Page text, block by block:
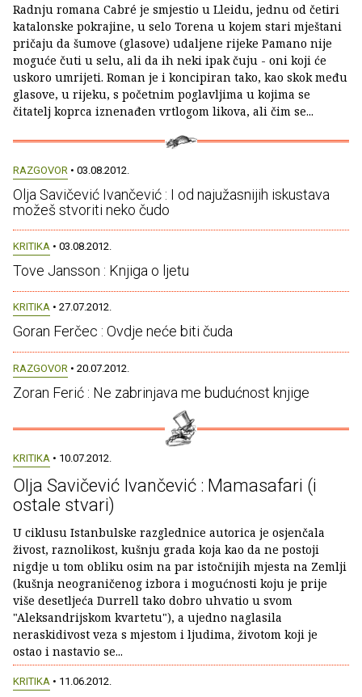
Radnju romana Cabré je smjestio u Lleidu, jednu od četiri
katalonske pokrajine, u selo Torena u kojem stari mještani
pričaju da šumove (glasove) udaljene rijeke Pamano nije
moguće čuti u selu, ali da ih neki ipak čuju - oni koji će
uskoro umrijeti. Roman je i koncipiran tako, kao skok među
glasove, u rijeku, s početnim poglavljima u kojima se
čitatelj koprca iznenađen vrtlogom likova, ali čim se...
RAZGOVOR • 03.08.2012.
Olja Savičević Ivančević : I od najužasnijih iskustava
možeš stvoriti neko čudo
KRITIKA • 03.08.2012.
Tove Jansson : Knjiga o ljetu
KRITIKA • 27.07.2012.
Goran Ferčec : Ovdje neće biti čuda
RAZGOVOR • 20.07.2012.
Zoran Ferić : Ne zabrinjava me budućnost knjige
KRITIKA • 10.07.2012.
Olja Savičević Ivančević : Mamasafari (i
ostale stvari)
U ciklusu Istanbulske razglednice autorica je osjenčala
živost, raznolikost, kušnju grada koja kao da ne postoji
nigdje u tom obliku osim na par istočnijih mjesta na Zemlji
(kušnja neograničenog izbora i mogućnosti koju je prije
više desetljeća Durrell tako dobro uhvatio u svom
"Aleksandrijskom kvartetu"), a ujedno naglasila
neraskidivost veza s mjestom i ljudima, životom koji je
ostao i nastavio se...
KRITIKA • 11.06.2012.